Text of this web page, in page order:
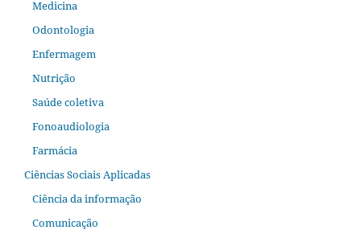
Medicina
Odontologia
Enfermagem
Nutrição
Saúde coletiva
Fonoaudiologia
Farmácia
Ciências Sociais Aplicadas
Ciência da informação
Comunicação